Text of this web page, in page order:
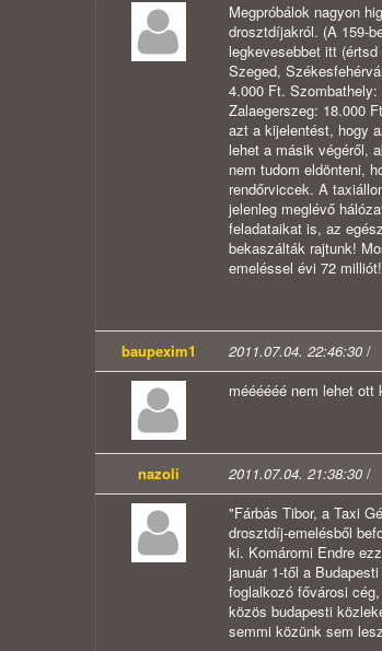
Megpróbálok nagyon
drosztdíjakról. (A 159-
legkevesebbet itt
Szeged,
4.000 Ft.
Zalaegerszeg: 18.000
azt a kijelentést, hogy
lehet a másik végéről,
nem tudom eldönteni,
rendőrviccek. A
jelenleg meglévő
feladataikat is, az
bekaszálták rajtunk!
emeléssel évi 72
baupexim1 2011.07.04. 22:46:30 /
méééééé nem lehet ott
nazoli 2011.07.04. 21:38:30 /
"Fárbás Tibor, a Taxi
drosztdíj-emelésből
ki. Komáromi Endre
január 1-től a
foglalkozó fővárosi
közös budapesti
semmi közünk sem